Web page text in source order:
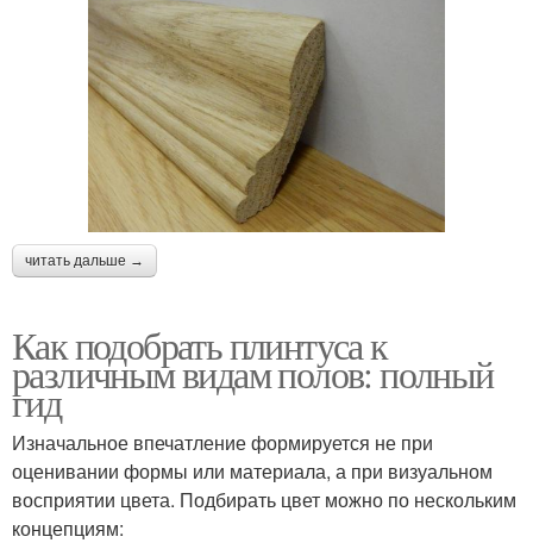
читать дальше →
Как подобрать плинтуса к
различным видам полов: полный
гид
Изначальное впечатление формируется не при
оценивании формы или материала, а при визуальном
восприятии цвета. Подбирать цвет можно по нескольким
концепциям: